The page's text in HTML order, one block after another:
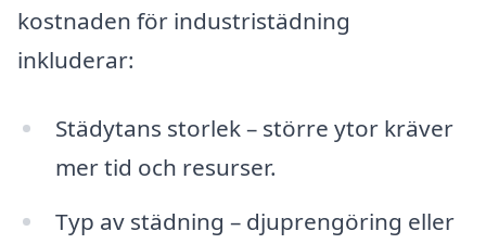
kostnaden för industristädning
inkluderar:
Städytans storlek – större ytor kräver
mer tid och resurser.
Typ av städning – djuprengöring eller